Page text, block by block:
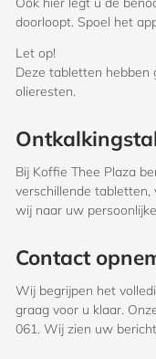
doorloopt. Spoel het
Let op!
Deze tabletten hebben
olieresten.
Bij Koffie Thee Plaza
verschillende
wij naar uw
Contact
Wij begrijpen het
graag voor u klaar.
061. Wij zien uw